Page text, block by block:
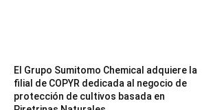
El Grupo Sumitomo Chemical adquiere la
filial de COPYR dedicada al negocio de
protección de cultivos basada en